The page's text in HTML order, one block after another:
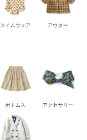
スイムウェア アウター
ボトムス アクセサリー